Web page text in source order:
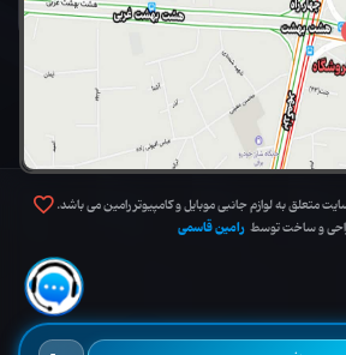
متعلق به لوازم جانبی موبایل و کامپیوتر رامین می باشد.
و ساخت توسط رامین قاسمی